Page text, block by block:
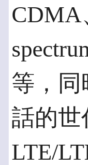
CDMA
等，同
話的世
LTE/